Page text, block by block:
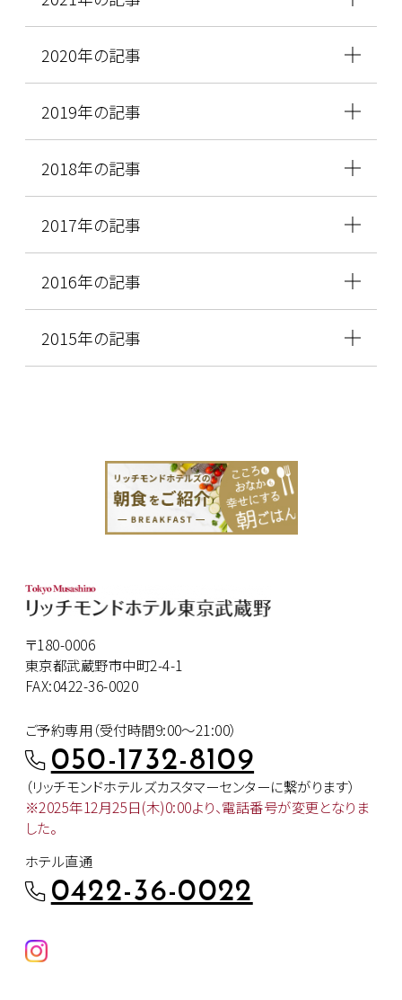
2020年の記事
2019年の記事
2018年の記事
2017年の記事
2016年の記事
2015年の記事
〒180-0006
東京都武蔵野市中町2-4-1
FAX:0422-36-0020
ご予約専用（受付時間9:00～21:00）
050-1732-8109
（リッチモンドホテルズカスタマーセンターに繋がります）
※2025年12月25日(木)0:00より、電話番号が変更となりま
した。
ホテル直通
0422-36-0022